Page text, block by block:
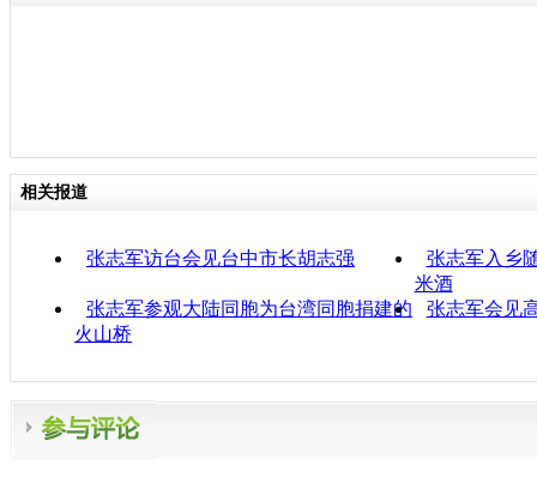
相关报道
张志军访台会见台中市长胡志强
张志军入乡
米酒
张志军参观大陆同胞为台湾同胞捐建的
火山桥
张志军会见